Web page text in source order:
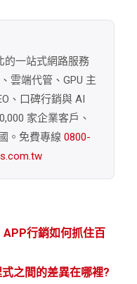
的一站式網路服務
雲端代管、GPU 主
、口碑行銷與 AI
家企業客戶、
。免費專線0800-
行銷如何抓住百
之間的差異在哪裡?